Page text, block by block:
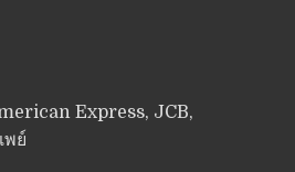
Express, JCB,
พย์